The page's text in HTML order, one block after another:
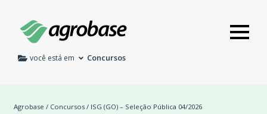
você está em Concursos
Agrobase / Concursos / ISG (GO) – Seleção Pública 04/2026